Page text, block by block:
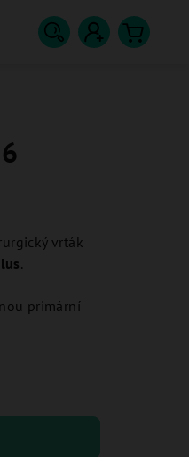
vrták
.
primární